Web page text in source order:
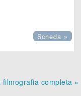
Scheda »
filmografia completa »